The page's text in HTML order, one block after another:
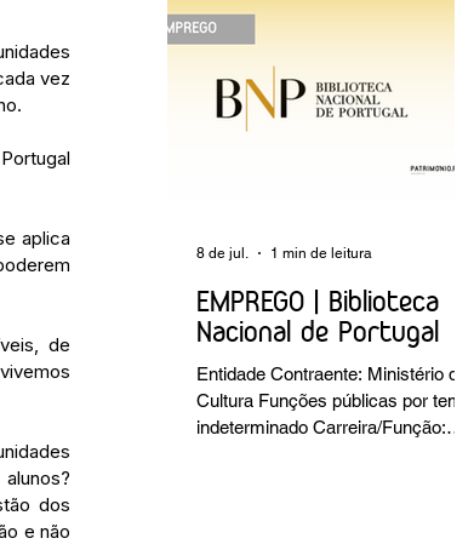
vez
aplica
de
dos
e não
EMPREGO | Biblioteca
Nacional de Portugal
Entidade Contraente: Ministério da
Cultura Funções públicas por tempo
indeterminado Carreira/Função:
8 de jul. 1 min de leitura